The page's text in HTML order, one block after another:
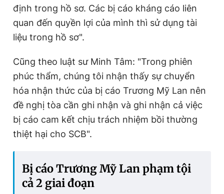
định trong hồ sơ. Các bị cáo kháng cáo liên
quan đến quyền lợi của mình thì sử dụng tài
liệu trong hồ sơ".
Cũng theo luật sư Minh Tâm: "Trong phiên
phúc thẩm, chúng tôi nhận thấy sự chuyển
hóa nhận thức của bị cáo Trương Mỹ Lan nên
đề nghị tòa cần ghi nhận và ghi nhận cả việc
bị cáo cam kết chịu trách nhiệm bồi thường
thiệt hại cho SCB".
Bị cáo Trương Mỹ Lan phạm tội
cả 2 giai đoạn